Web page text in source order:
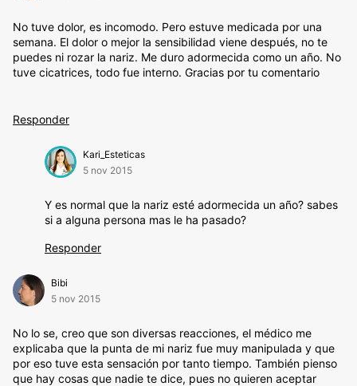
No tuve dolor, es incomodo. Pero estuve medicada por una
semana. El dolor o mejor la sensibilidad viene después, no te
puedes ni rozar la nariz. Me duro adormecida como un año. No
tuve cicatrices, todo fue interno. Gracias por tu comentario
Responder
Kari_Esteticas
5 nov 2015
Y es normal que la nariz esté adormecida un año? sabes
si a alguna persona mas le ha pasado?
Responder
Bibi
5 nov 2015
No lo se, creo que son diversas reacciones, el médico me
explicaba que la punta de mi nariz fue muy manipulada y que
por eso tuve esta sensación por tanto tiempo. También pienso
que hay cosas que nadie te dice, pues no quieren aceptar